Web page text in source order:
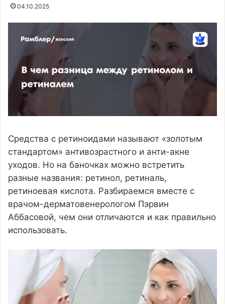
04.10.2025
Средства с ретиноидами называют «золотым
стандартом» антивозрастного и анти-акне
уходов. Но на баночках можно встретить
разные названия: ретинол, ретиналь,
ретиноевая кислота. Разбираемся вместе с
врачом-дерматовенерологом Пэрвин
Аббасовой, чем они отличаются и как правильно
использовать.